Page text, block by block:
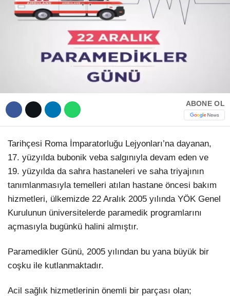
WhatsApp İhbar
TikTok
İLANLAR
TERCİH ROBOTU
ABONE OL
Tarihçesi Roma İmparatorluğu Lejyonları’na dayanan,
17. yüzyılda bubonik veba salgınıyla devam eden ve
19. yüzyılda da sahra hastaneleri ve saha triyajının
tanımlanmasıyla temelleri atılan hastane öncesi bakım
hizmetleri, ülkemizde 22 Aralık 2005 yılında YÖK Genel
Kurulunun üniversitelerde paramedik programlarını
açmasıyla bugünkü halini almıştır.
Paramedikler Günü, 2005 yılından bu yana büyük bir
coşku ile kutlanmaktadır.
Acil sağlık hizmetlerinin önemli bir parçası olan;